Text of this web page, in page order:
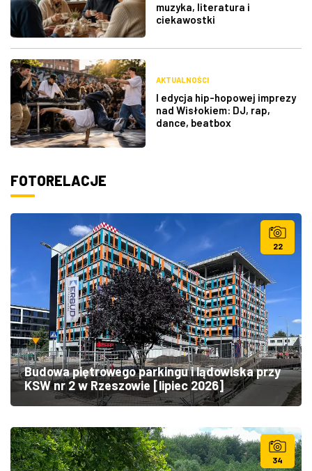
muzyka, literatura i
ciekawostki
AKTUALNOŚCI
I edycja hip-hopowej imprezy
nad Wisłokiem: DJ, rap,
dance, beatbox
FOTORELACJE
22
Budowa piętrowego parkingu i lądowiska przy
KSW nr 2 w Rzeszowie [lipiec 2026]
34